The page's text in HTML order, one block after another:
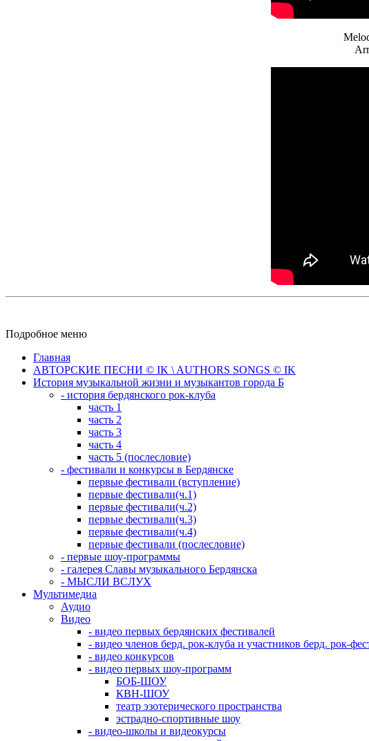
Подробное меню
Главная
АВТОРСКИЕ ПЕСНИ © IK \ AUTHORS SONGS © IK
История музыкальной жизни и музыкантов города Б
- история бердянского рок-клуба
часть 1
часть 2
часть 3
часть 4
часть 5 (послесловие)
- фестивали и конкурсы в Бердянске
первые фестивали (вступление)
первые фестивали(ч.1)
первые фестивали(ч.2)
первые фестивали(ч.3)
первые фестивали(ч.4)
первые фестивали (послесловие)
- первые шоу-программы
- галерея Славы музыкального Бердянска
- МЫСЛИ ВСЛУХ
Мультимедиа
Аудио
Видео
- видео первых бердянских фестивалей
- видео членов берд. рок-клуба и участников берд. рок-
- видео конкурсов
- видео первых шоу-программ
БОБ-ШОУ
КВН-ШОУ
театр эзотерического пространства
эстрадно-спортивные шоу
- видео-школы и видеокурсы